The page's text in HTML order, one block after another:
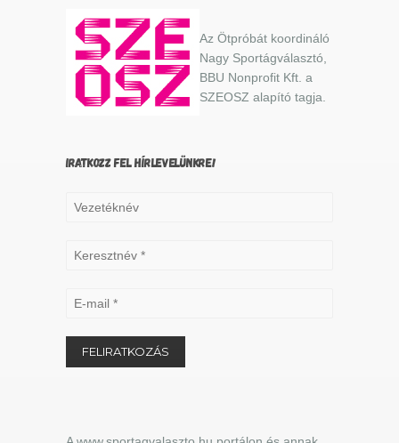
Az Ötpróbát koordináló
Nagy Sportágválasztó,
BBU Nonprofit Kft. a
SZEOSZ alapító tagja.
IRATKOZZ FEL HÍRLEVELÜNKRE!